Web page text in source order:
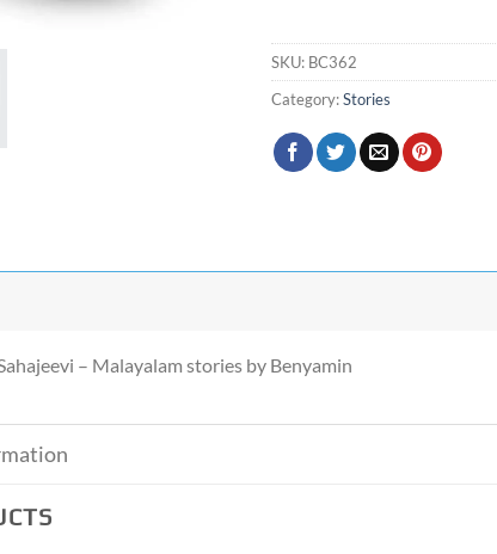
SKU: BC362
Category:Stories
– Malayalam stories by Benyamin